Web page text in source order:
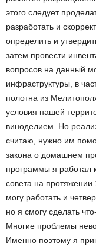
этого следует
разработать и
определить и
затем провести
вопросов на данный
инфраструктуры, в
полотна из
условия нашей
виноделием. Но
считаю, нужно им
закона о домашнем
программы я работал
совета на протяжении
могу работать и
но я смогу сделать
Многие проблемы
Именно поэтому я